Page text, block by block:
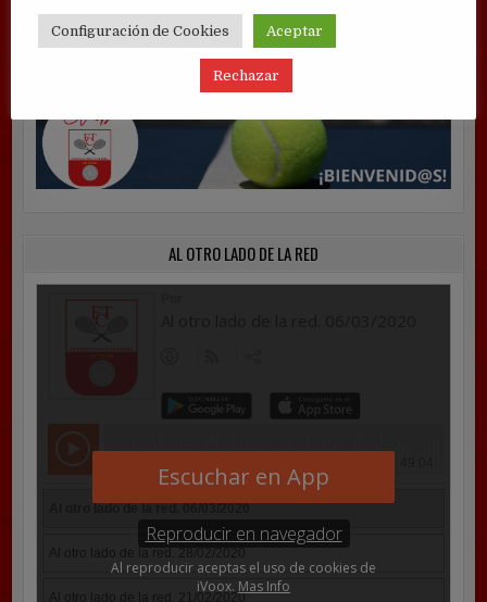
AL OTRO LADO DE LA RED
Configuración de Cookies Aceptar
Rechazar